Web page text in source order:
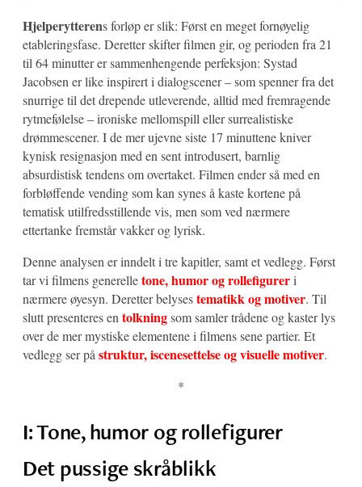
Hjelperytterens forløp er slik: Først en meget fornøyelig
etableringsfase. Deretter skifter filmen gir, og perioden fra 21
til 64 minutter er sammenhengende perfeksjon: Systad
Jacobsen er like inspirert i dialogscener – som spenner fra det
snurrige til det drepende utleverende, alltid med fremragende
rytmefølelse – ironiske mellomspill eller surrealistiske
drømmescener. I de mer ujevne siste 17 minuttene kniver
kynisk resignasjon med en sent introdusert, barnlig
absurdistisk tendens om overtaket. Filmen ender så med en
forbløffende vending som kan synes å kaste kortene på
tematisk utilfredsstillende vis, men som ved nærmere
ettertanke fremstår vakker og lyrisk.
Denne analysen er inndelt i tre kapitler, samt et vedlegg. Først
tar vi filmens generelletone, humor og rollefigureri
nærmere øyesyn. Deretter belysestematikk og motiver. Til
slutt presenteres en tolkningsom samler trådene og kaster lys
over de mer mystiske elementene i filmens sene partier. Et
vedlegg ser på struktur, iscenesettelse og visuelle motiver.
*
I: Tone, humor og rollefigurer
Det pussige skråblikk